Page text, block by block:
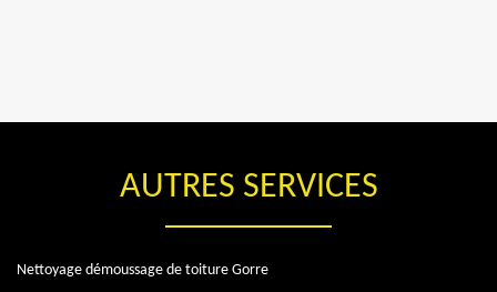
AUTRES SERVICES
Nettoyage démoussage de toiture Gorre